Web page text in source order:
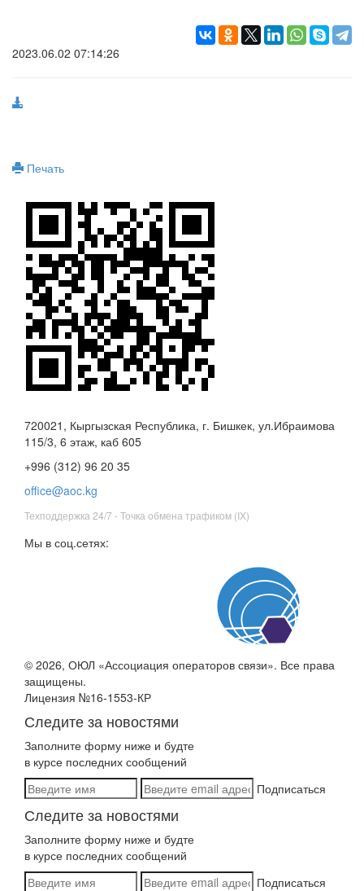
2023.06.02 07:14:26
Печать
720021, Кыргызская Республика, г. Бишкек, ул.Ибраимова
115/3, 6 этаж, каб 605
+996 (312) 96 20 35
office@aoc.kg
Техподдержка 24/7 - Точка обмена трафиком (IX)
Мы в соц.сетях:
© 2026, ОЮЛ «Ассоциация операторов связи». Все права
защищены.
Лицензия №16-1553-КР
Следите за новостями
Заполните форму ниже и будте
в курсе последних сообщений
Подписаться
Следите за новостями
Заполните форму ниже и будте
в курсе последних сообщений
Подписаться